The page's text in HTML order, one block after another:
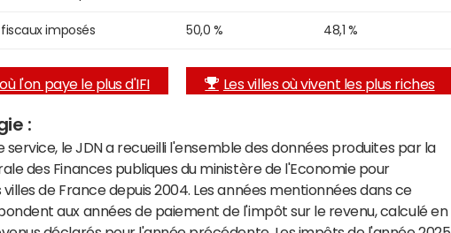
imposés 50,0 % 48,1 %
l'on paye le plus d'IFI Les villes où vivent les plus riches
:
service, le JDN a recueilli l'ensemble des données produites par la
des Finances publiques du ministère de l'Economie pour
villes de France depuis 2004. Les années mentionnées dans ce
aux années de paiement de l'impôt sur le revenu, calculé en